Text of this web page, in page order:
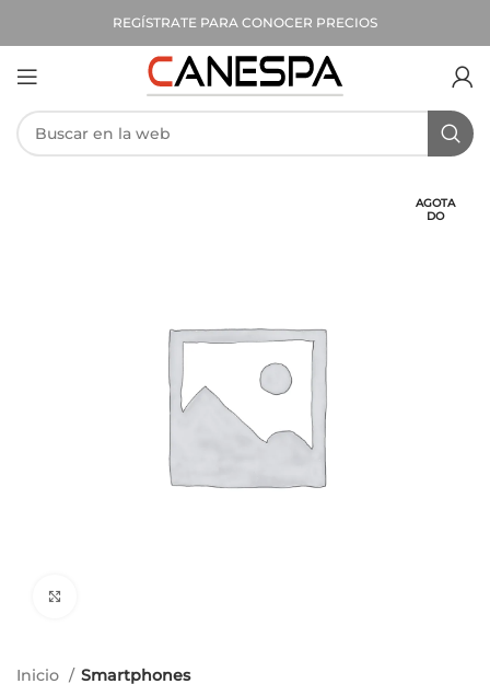
REGÍSTRATE PARA CONOCER PRECIOS
AGOTA
DO
Inicio Smartphones